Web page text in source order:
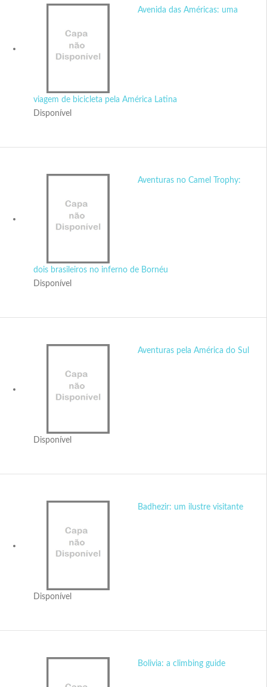
Avenida das Américas: uma
viagem de bicicleta pela América Latina
Disponível
Aventuras no Camel Trophy:
dois brasileiros no inferno de Bornéu
Disponível
Aventuras pela América do Sul
Disponível
Badhezir: um ilustre visitante
Disponível
Bolivia: a climbing guide